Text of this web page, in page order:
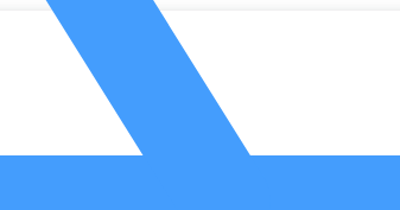
gebruik van wat er al beschikbaar